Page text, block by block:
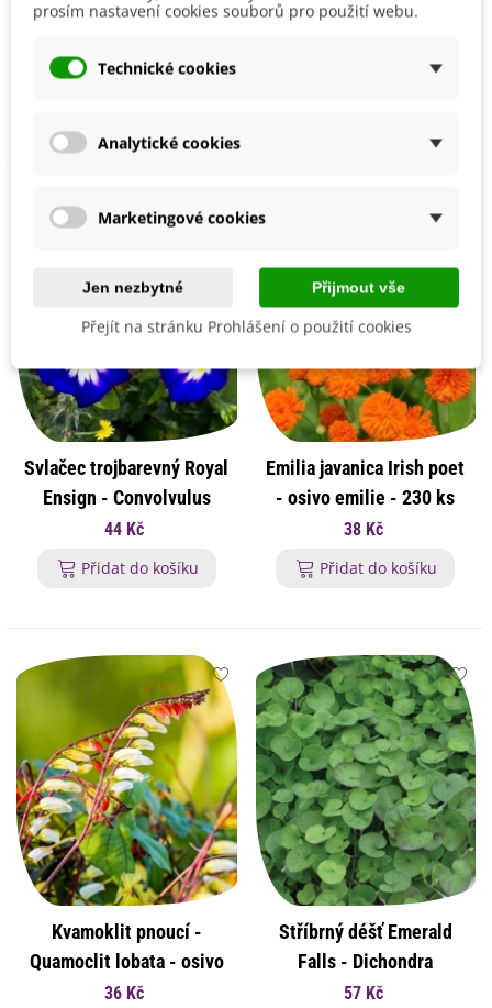
physocarpus - osivo
48 Kč
- osivo ambrózie - 50 ks
Svlačec trojbarevný Royal
Ensign - Convolvulus
tricolor - osivo svlačce -
50 ks
44 Kč
Přidat do košíku
Emilia javanica Irish poet
- osivo emilie - 230 ks
38 Kč
Přidat do košíku
Kvamoklit pnoucí -
Quamoclit lobata - osivo
kvamoklitu - 20 ks
36 Kč
Stříbrný déšť Emerald
Falls - Dichondra
argentea - osivo
57 Kč
prosím nastavení cookies souborů pro použití webu.
Technické cookies
Analytické cookies
Marketingové cookies
Jen nezbytné Přijmout vše
Přejít na stránku Prohlášení o použití cookies